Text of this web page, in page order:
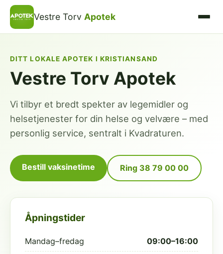
Vestre Torv Apotek
DITT LOKALE APOTEK I KRISTIANSAND
Vestre Torv Apotek
Vi tilbyr et bredt spekter av legemidler og
helsetjenester for din helse og velvære – med
personlig service, sentralt i Kvadraturen.
Bestill vaksinetime Ring 38 79 00 00
Åpningstider
Mandag–fredag 09:00–16:00